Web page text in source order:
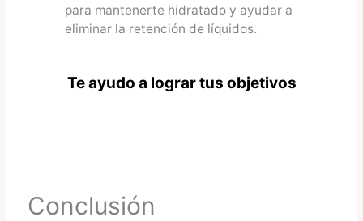
para mantenerte hidratado y ayudar a
eliminar la retención de líquidos.
Te ayudo a lograr tus objetivos
Conclusión